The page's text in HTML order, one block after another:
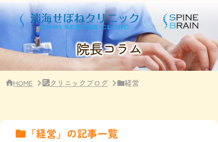
サ
イ
ド
ク
院長コラム
HOME クリニックブログ 経営
「経営」の記事一覧